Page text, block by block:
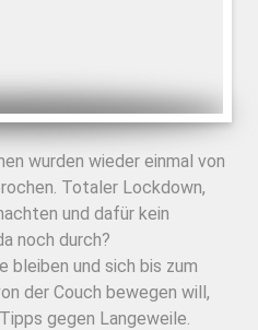
wurden wieder einmal von
Totaler Lockdown,
und dafür kein
noch durch?
bleiben und sich bis zum
der Couch bewegen will,
gegen Langeweile.